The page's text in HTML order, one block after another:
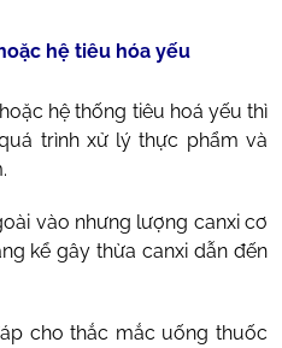
hệ tiêu hóa yếu
hệ thống tiêu hoá yếu thì
trình xử lý thực phẩm và
vào nhưng lượng canxi cơ
kể gây thừa canxi dẫn đến
cho thắc mắc uống thuốc